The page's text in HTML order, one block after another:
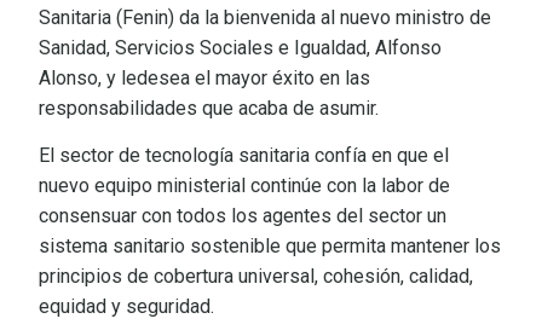
Sanitaria (Fenin) da la bienvenida al nuevo ministro de
Sanidad, Servicios Sociales e Igualdad, Alfonso
Alonso, y ledesea el mayor éxito en las
responsabilidades que acaba de asumir.
El sector de tecnología sanitaria confía en que el
nuevo equipo ministerial continúe con la labor de
consensuar con todos los agentes del sector un
sistema sanitario sostenible que permita mantener los
principios de cobertura universal, cohesión, calidad,
equidad y seguridad.